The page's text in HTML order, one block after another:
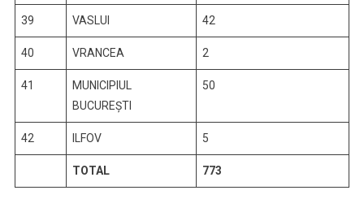
39 VASLUI 42
40 VRANCEA 2
41
MUNICIPIUL
BUCUREŞTI
50
42 ILFOV 5
TOTAL 773